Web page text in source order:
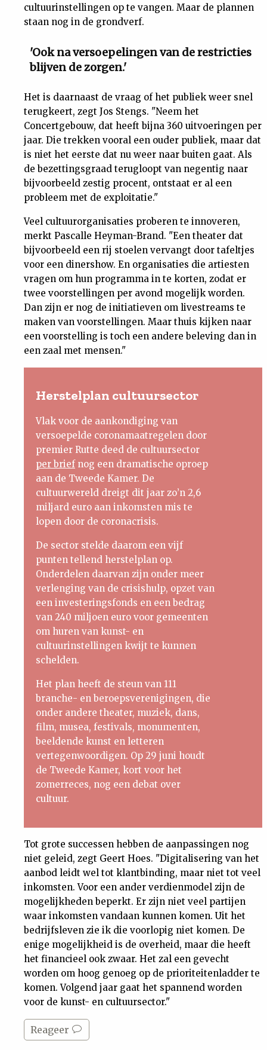
cultuurinstellingen op te vangen. Maar de plannen
staan nog in de grondverf.
'Ook na versoepelingen van de restricties
blijven de zorgen.'
Het is daarnaast de vraag of het publiek weer snel
terugkeert, zegt Jos Stengs. "Neem het
Concertgebouw, dat heeft bijna 360 uitvoeringen per
jaar. Die trekken vooral een ouder publiek, maar dat
is niet het eerste dat nu weer naar buiten gaat. Als
de bezettingsgraad terugloopt van negentig naar
bijvoorbeeld zestig procent, ontstaat er al een
probleem met de exploitatie."
Veel cultuurorganisaties proberen te innoveren,
merkt Pascalle Heyman-Brand. "Een theater dat
bijvoorbeeld een rij stoelen vervangt door tafeltjes
voor een dinershow. En organisaties die artiesten
vragen om hun programma in te korten, zodat er
twee voorstellingen per avond mogelijk worden.
Dan zijn er nog de initiatieven om livestreams te
maken van voorstellingen. Maar thuis kijken naar
een voorstelling is toch een andere beleving dan in
een zaal met mensen."
Herstelplan cultuursector
Vlak voor de aankondiging van
versoepelde coronamaatregelen door
premier Rutte deed de cultuursector
per brief nog een dramatische oproep
aan de Tweede Kamer. De
cultuurwereld dreigt dit jaar zo’n 2,6
miljard euro aan inkomsten mis te
lopen door de coronacrisis.
De sector stelde daarom een vijf
punten tellend herstelplan op.
Onderdelen daarvan zijn onder meer
verlenging van de crisishulp, opzet van
een investeringsfonds en een bedrag
van 240 miljoen euro voor gemeenten
om huren van kunst- en
cultuurinstellingen kwijt te kunnen
schelden.
Het plan heeft de steun van 111
branche- en beroepsverenigingen, die
onder andere theater, muziek, dans,
film, musea, festivals, monumenten,
beeldende kunst en letteren
vertegenwoordigen. Op 29 juni houdt
de Tweede Kamer, kort voor het
zomerreces, nog een debat over
cultuur.
Tot grote successen hebben de aanpassingen nog
niet geleid, zegt Geert Hoes. "Digitalisering van het
aanbod leidt wel tot klantbinding, maar niet tot veel
inkomsten. Voor een ander verdienmodel zijn de
mogelijkheden beperkt. Er zijn niet veel partijen
waar inkomsten vandaan kunnen komen. Uit het
bedrijfsleven zie ik die voorlopig niet komen. De
enige mogelijkheid is de overheid, maar die heeft
het financieel ook zwaar. Het zal een gevecht
worden om hoog genoeg op de prioriteitenladder te
komen. Volgend jaar gaat het spannend worden
voor de kunst- en cultuursector."
Reageer